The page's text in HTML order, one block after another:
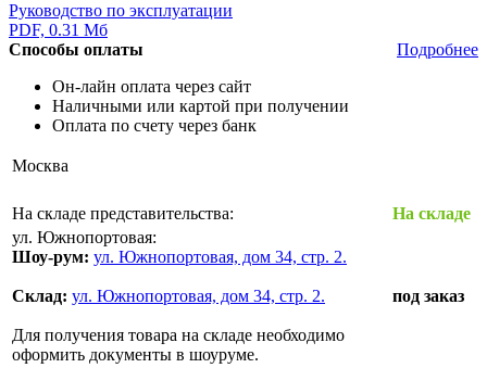
Руководство по эксплуатации
PDF, 0.31 Мб
Способы оплаты
Подробнее
Он-лайн оплата через сайт
Наличными или картой при получении
Оплата по счету через банк
Москва
На складе представительства:
На складе
ул. Южнопортовая:
Шоу-рум: ул. Южнопортовая, дом 34, стр. 2.
Склад: ул. Южнопортовая, дом 34, стр. 2.
Для получения товара на складе необходимо
оформить документы в шоуруме.
под заказ